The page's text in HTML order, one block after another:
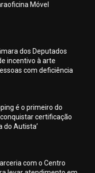
Móvel
dos Deputados
incentivo à arte
com deficiência
é o primeiro do
certificação
do Autista’
com o Centro